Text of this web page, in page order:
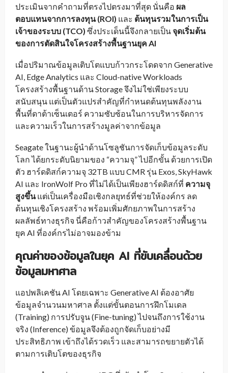
ประเมินจากคำถามที่ตรงไปตรงมาที่สุด นั่นคือ ผล
ตอบแทนจากการลงทุน (ROI) และ ต้นทุนรวมในการเป็น
เจ้าของระบบ (TCO) ซึ่งประเด็นนี้จึงกลายเป็นจุดเริ่มต้น
ของการตัดสินใจโครงสร้างพื้นฐานยุค AI
เมื่อปริมาณข้อมูลเติบโตแบบก้าวกระโดดจาก Generative
AI, Edge Analytics และ Cloud-native Workloads
โครงสร้างพื้นฐานด้าน Storage จึงไม่ใช่เพียงระบบ
สนับสนุน แต่เป็นตัวแปรสำคัญที่กำหนดต้นทุนพลังงาน
พื้นที่ดาต้าเซ็นเตอร์ ความซับซ้อนในการบริหารจัดการ
และความเร็วในการสร้างมูลค่าจากข้อมูล
Seagate ในฐานะผู้นำด้านโซลูชันการจัดเก็บข้อมูลระดับ
โลก ได้ยกระดับนิยามของ “ความจุ” ไปอีกขั้น ด้วยการเปิด
ตัว ฮาร์ดดิสก์ความจุ 32TB แบบ CMR รุ่น Exos, SkyHawk
AI และ IronWolf Pro ที่ไม่ได้เป็นเพียงฮาร์ดดิสก์ที่ ความจุ
สูงขึ้นแต่เป็นเครื่องมือเชิงกลยุทธ์ที่ช่วยให้องค์กร ลด
ต้นทุนเชิงโครงสร้าง พร้อมเพิ่มศักยภาพในการสร้าง
ผลลัพธ์ทางธุรกิจ นี่คือก้าวสำคัญของโครงสร้างพื้นฐาน
ยุค AI ที่องค์กรไม่อาจมองข้าม
คุณค่าของข้อมูลในยุค AI ที่ขับเคลื่อนด้วย
ข้อมูลมหาศาล
แอปพลิเคชัน AI โดยเฉพาะ Generative AI ต้องอาศัย
ข้อมูลจำนวนมหาศาล ตั้งแต่ขั้นตอนการฝึกโมเดล
(Training) การปรับจูน (Fine-tuning) ไปจนถึงการใช้งาน
จริง (Inference) ข้อมูลจึงต้องถูกจัดเก็บอย่างมี
ประสิทธิภาพ เข้าถึงได้รวดเร็ว และสามารถขยายตัวได้
ตามการเติบโตของธุรกิจ